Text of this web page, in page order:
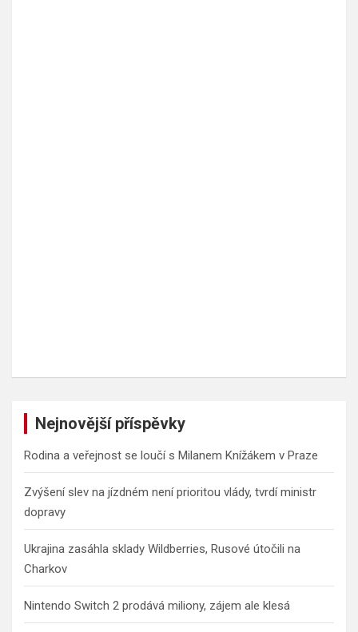
Nejnovější příspěvky
Rodina a veřejnost se loučí s Milanem Knížákem v Praze
Zvýšení slev na jízdném není prioritou vlády, tvrdí ministr
dopravy
Ukrajina zasáhla sklady Wildberries, Rusové útočili na
Charkov
Nintendo Switch 2 prodává miliony, zájem ale klesá